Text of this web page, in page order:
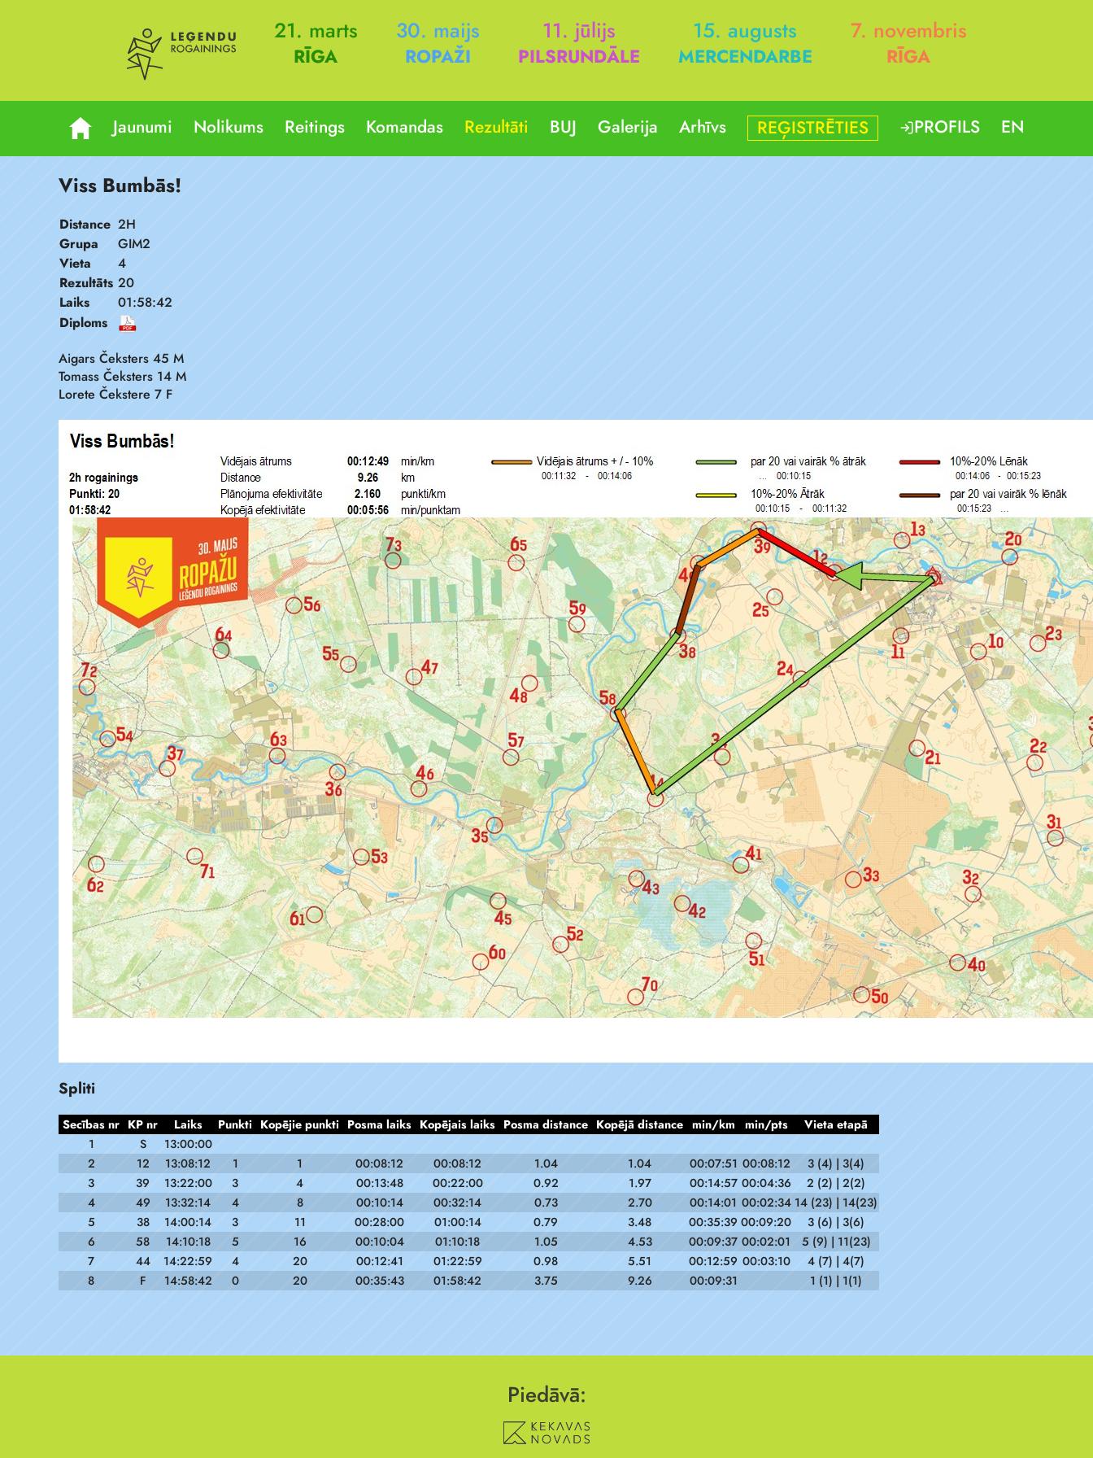
21. marts
RĪGA
30. maijs
ROPAŽI
11. jūlijs
PILSRUNDĀLE
15. augusts
MERCENDARBE
7. novembris
RĪGA
Jaunumi Nolikums Reitings Komandas Rezultāti BUJ Galerija Arhīvs REĢISTRĒTIES PROFILS EN
Viss Bumbās!
Distance 2H
Grupa
GIM2
Vieta
4
Rezultāts 20
Laiks
01:58:42
Diploms
Aigars Čeksters 45 M
Tomass Čeksters 14 M
Lorete Čekstere 7 F
Spliti
Secības nr KP nr Laiks Punkti Kopējie punkti Posma laiks Kopējais laiks Posma distance Kopējā distance min/km min/pts
Vieta etapā
1
S
13:00:00
2
12 13:08:12 1 1 00:08:12 00:08:12 1.04 1.04 00:07:51 00:08:12
3 (4) | 3(4)
3
39 13:22:00 3 4 00:13:48 00:22:00 0.92 1.97 00:14:57 00:04:36
2 (2) | 2(2)
4
49 13:32:14 4 8 00:10:14 00:32:14 0.73 2.70 00:14:01 00:02:34 14 (23) | 14(23)
5
38 14:00:14 3 11 00:28:00 01:00:14 0.79 3.48 00:35:39 00:09:20
3 (6) | 3(6)
6
58 14:10:18 5 16 00:10:04 01:10:18 1.05 4.53 00:09:37 00:02:01
5 (9) | 11(23)
7
44 14:22:59 4 20 00:12:41 01:22:59 0.98 5.51 00:12:59 00:03:10
4 (7) | 4(7)
8
F 14:58:42 0 20 00:35:43 01:58:42 3.75 9.26 00:09:31 1 (1) | 1(1)
Piedāvā: